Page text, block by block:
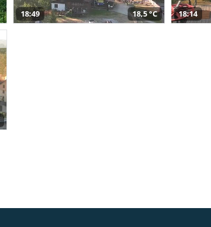
18:49 18,5 °C 18:14